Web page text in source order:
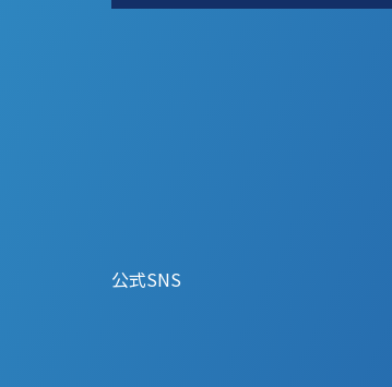
公式SNS